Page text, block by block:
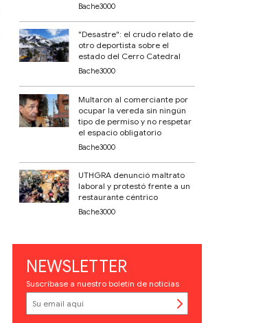
Bache3000
"Desastre": el crudo relato de
otro deportista sobre el
estado del Cerro Catedral
Bache3000
Multaron al comerciante por
ocupar la vereda sin ningún
tipo de permiso y no respetar
el espacio obligatorio
Bache3000
UTHGRA denunció maltrato
laboral y protestó frente a un
restaurante céntrico
Bache3000
NEWSLETTER
Suscríbase a nuestro boletín de noticias